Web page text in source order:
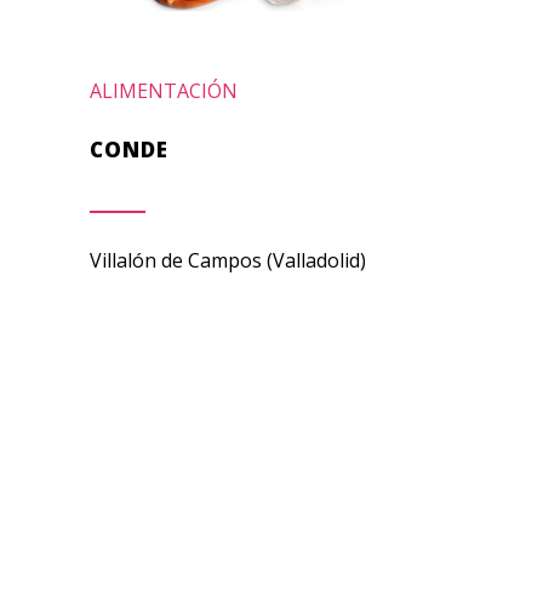
ALIMENTACIÓN
CONDE
Villalón de Campos (Valladolid)